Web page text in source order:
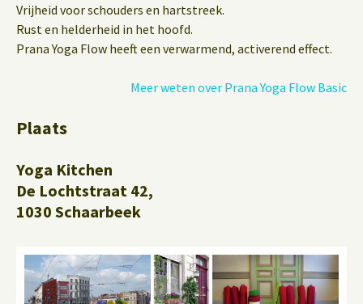
Vrijheid voor schouders en hartstreek.
Rust en helderheid in het hoofd.
Prana Yoga Flow heeft een verwarmend, activerend effect.
Meer weten over Prana Yoga Flow Basic
Plaats
Yoga Kitchen
De Lochtstraat 42,
1030 Schaarbeek